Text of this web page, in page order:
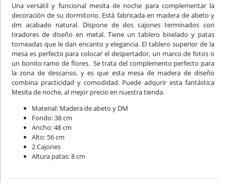
Una versátil y funcional mesita de noche para complementar la
decoración de su dormitorio. Está fabricada en madera de abeto y
dm acabado natural. Dispone de dos cajones terminados con
tiradores de diseño en metal. Tiene un tablero biselado y patas
torneadas que le dan encanto y elegancia. El tablero superior de la
mesa es perfecto para colocar el despertador, un marco de fotos o
un bonito ramo de flores. Se trata del complemento perfecto para
la zona de descanso, y es que esta mesa de madera de diseño
combina practicidad y comodidad. Puede adqurir esta fantástica
Mesita de noche, al mejor precio en nuestra tienda.
Material: Madera de abeto y DM
Fondo: 38 cm
Ancho: 48 cm
Alto: 56 cm
2 Cajones
Altura patas: 8 cm